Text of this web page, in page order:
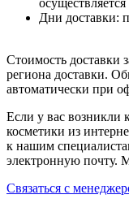
Дни доставки:
Стоимость доставки
региона доставки.
автоматически при
Если у вас возникли
косметики из
к нашим
электронную почту.
Связаться с